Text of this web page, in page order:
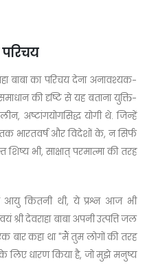
परिचय
बाबा का परिचय देना अनावश्यक-
की दृष्टि से यह बताना युक्ति-
अष्टांगयोगसिद्ध योगी थे. जिन्हें
भारतवर्ष और विदेशों के, न सिर्फ
भी, साक्षात् परमात्मा की तरह
कितनी थी, ये प्रश्न आज भी
श्री देवराहा बाबा अपनी उत्पत्ति जल
बार कहा था "मैं तुम लोगों की तरह
लिए धारण किया है, जो मुझे मनुष्य